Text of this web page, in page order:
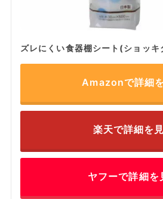
ズレにくい食器棚シート(ショッ
Amazonで詳細
楽天で詳細を
ヤフーで詳細を